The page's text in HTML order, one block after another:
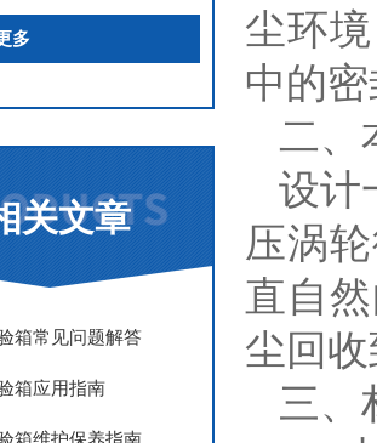
多
关文章
箱常见问题解答
箱应用指南
箱维护保养指南
尘环
中的
二、
设计
压涡
直自
尘回
三、